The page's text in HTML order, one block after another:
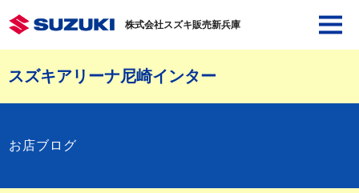
株式会社スズキ販売新兵庫
スズキアリーナ尼崎インター
お店ブログ